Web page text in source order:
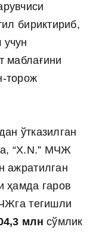
бириктириб,
маблағини
торож
ўтказилган
“X.N.” МЧЖ
ажратилган
ҳамда гаров
тегишли
млн сўмлик